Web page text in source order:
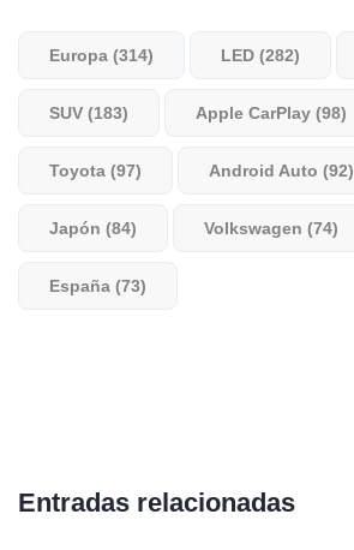
Europa (314) LED (282)
SUV (183) Apple CarPlay (98)
Toyota (97) Android Auto (92)
Japón (84) Volkswagen (74)
España (73)
Entradas relacionadas